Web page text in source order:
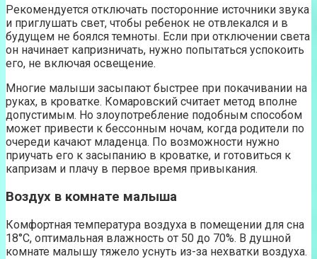
Рекомендуется отключать посторонние источники звука
и приглушать свет, чтобы ребенок не отвлекался и в
будущем не боялся темноты. Если при отключении света
он начинает капризничать, нужно попытаться успокоить
его, не включая освещение.
Многие малыши засыпают быстрее при покачивании на
руках, в кроватке. Комаровский считает метод вполне
допустимым. Но злоупотребление подобным способом
может привести к бессонным ночам, когда родители по
очереди качают младенца. По возможности нужно
приучать его к засыпанию в кроватке, и готовиться к
капризам и плачу в первое время привыкания.
Воздух в комнате малыша
Комфортная температура воздуха в помещении для сна
18°С, оптимальная влажность от 50 до 70%. В душной
комнате малышу тяжело уснуть из-за нехватки воздуха.